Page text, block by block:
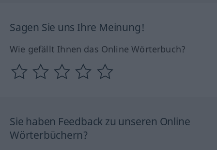
Sagen Sie uns Ihre Meinung!
Wie gefällt Ihnen das Online Wörterbuch?
Sie haben Feedback zu unseren Online
Wörterbüchern?